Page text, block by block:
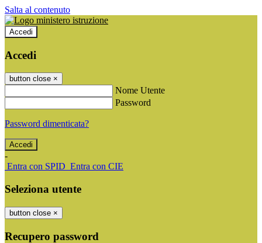
Salta al contenuto
Accedi
Accedi
button close ×
Nome Utente
Password
Password dimenticata?
-
Entra con SPID Entra con CIE
Seleziona utente
button close ×
Recupero password